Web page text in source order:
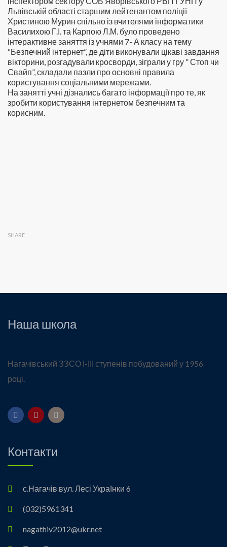
Львівській області старшим лейтенантом поліції
Христиною Мурин спільно із вчителями інформатики
Василихою Г.І. та Карпою Л.М. було проведено
інтерактивне заняття із учнями 7- А класу на тему
“Безпечний інтернет”, де діти виконували цікаві завдання
вікторини, розгадували кросворди, зіграли у гру ” Стоп чи
Свайп”, складали пазли про основні правила
користування соціальними мережами.
На занятті учні дізнались багато інформації про те, як
зробити користування інтернетом безпечним та
корисним.
SHARE
Наша школа
Нагачівський ЗЗСО І-ІІІ ступенів побудований у 1956
році.
Контакти
с.Нагачів вул. Лесі Українки 6
(032)5961341
nagathiv2012@ukr.net